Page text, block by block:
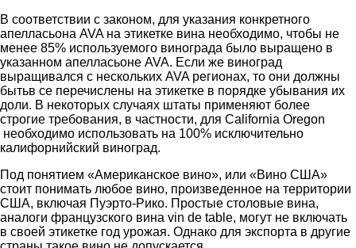
В соответствии с законом, для указания конкретного
апелласьона AVA на этикетке вина необходимо, чтобы не
менее 85% используемого винограда было выращено в
указанном апелласьоне AVA. Если же виноград
выращивался с нескольких AVA регионах, то они должны
бытьв се перечислены на этикетке в порядке убывания их
доли. В некоторых случаях штаты применяют более
строгие требования, в частности, для California Oregon
необходимо использовать на 100% исключительно
калифорнийский виноград.
Под понятием «Американское вино», или «Вино США»
стоит понимать любое вино, произведенное на территории
США, включая Пуэрто-Рико. Простые столовые вина,
аналоги французского вина vin de table, могут не включать
в своей этикетке год урожая. Однако для экспорта в другие